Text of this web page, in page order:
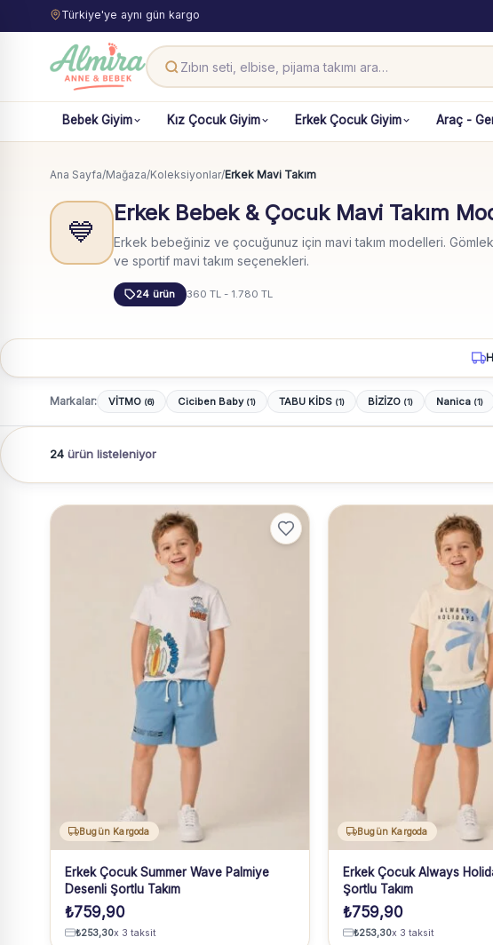
Türkiye'ye aynı gün kargo
Bebek Giyim Kız Çocuk Giyim Erkek Çocuk Giyim Araç -
Ana Sayfa/Mağaza/Koleksiyonlar/Erkek Mavi Takım
💙
Erkek Bebek & Çocuk Mavi Takım
Erkek bebeğiniz ve çocuğunuz için mavi takım modelleri.
ve sportif mavi takım seçenekleri.
24 ürün 360 TL - 1.780 TL
Markalar: VİTMO (6) Ciciben Baby (1) TABU KİDS (1) BİZİZO (1) Nanica (1)
24 ürün listeleniyor
Bugün Kargoda
Erkek Çocuk Summer Wave Palmiye
Desenli Şortlu Takım
₺759,90
₺253,30x 3 taksit
Bugün Kargoda
Erkek Çocuk Always
Şortlu Takım
₺759,90
₺253,30x 3 taksit